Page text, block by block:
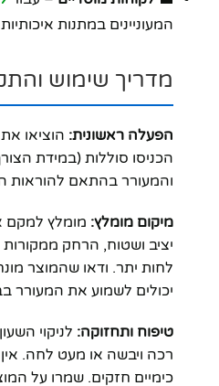
המעוניינים במתנות
מדריך שימוש
הפעלה ראשונית: הוציאו
הכניסו סוללות (במידת
והמעורר בהתאם להוראות
מיקום מומלץ: מומלץ למקם
יציב ושטוח, הרחק ממקורות
לחות יתר. ודאו שהמוצר
יכולים לשמוע את המעורר
טיפוח ותחזוקה: לניקוי
רכה ויבשה או מעט לחה.
כימיים חזקים. שמרו על